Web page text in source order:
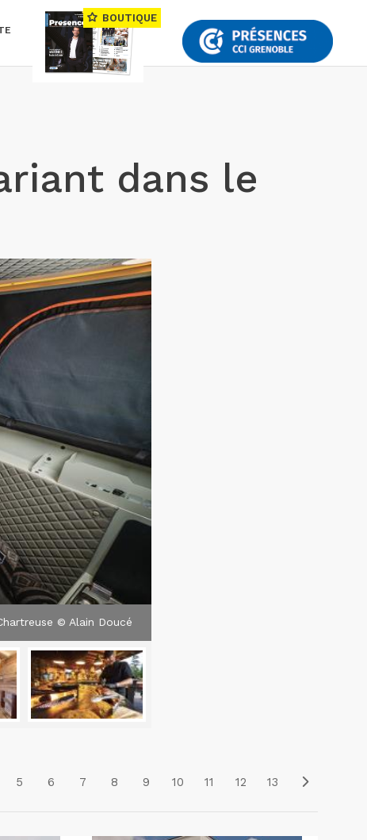
BOUTIQUE
dans le
© Alain Doucé
5 6 7 8 9 10 11 12 13